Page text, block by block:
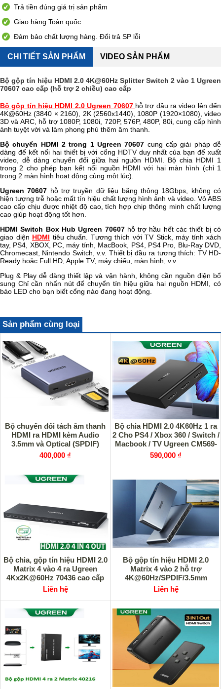
Trả tiền đúng giá trị sản phẩm
Giao hàng Toàn quốc
Đảm bảo chất lượng hàng. Đổi trả SP lỗi
CHI TIẾT SẢN PHẨM VIDEO SẢN PHẨM
Bộ gộp tín hiệu HDMI 2.0 4K@60Hz Splitter Switch 2 vào 1 Ugreen
70607 cao cấp (hỗ trợ 2 chiều) cao cấp
Bộ gộp tín hiệu HDMI 2.0 Ugreen 70607 hỗ trợ đầu ra video lên đến
4K@60Hz (3840 × 2160), 2K (2560x1440), 1080P (1920×1080), video
3D và ARC, hỗ trợ 1080P, 1080i, 720P, 576P, 480P, 80i, cung cấp hình
ảnh tuyệt vời và làm phong phú thêm âm thanh.
Bộ chuyển HDMI 2 trong 1 Ugreen 70607 cung cấp giải pháp dễ
dàng để kết nối hai thiết bị với cổng HDTV duy nhất của bạn để xuất
video, dễ dàng chuyển đổi giữa hai nguồn HDMI. Bộ chia HDMI 1
trong 2 cho phép bạn kết nối nguồn HDMI với hai màn hình (chỉ 1
trong 2 màn hình hoạt động cùng một lúc).
Ugreen 70607 hỗ trợ truyền dữ liệu băng thông 18Gbps, không có
hiện tượng trễ hoặc mất tín hiệu chất lượng hình ảnh và video. Vỏ ABS
cao cấp chịu được nhiệt độ cao, tích hợp chip thông minh chất lượng
cao giúp hoạt động tốt hơn.
HDMI Switch Box Hub Ugreen 70607 hỗ trợ hầu hết các thiết bị có
giao diện HDMI tiêu chuẩn. Tương thích với TV Stick, máy tính xách
tay, PS4, XBOX, PC, máy tính, MacBook, PS4, PS4 Pro, Blu-Ray DVD,
Chromecast, Nintendo Switch, v.v. Thiết bị đầu ra tương thích: TV HD-
Ready hoặc Full HD, Apple TV, máy chiếu, màn hình, v.v.
Plug & Play dễ dàng thiết lập và vận hành, không cần nguồn điện bổ
sung Chỉ cần nhấn nút để chuyển tín hiệu giữa hai nguồn HDMI, có
báo LED cho bạn biết cổng nào đang hoạt động.
Sản phẩm cùng loại
Bộ chuyển đổi tách âm thanh
HDMI ra HDMI kèm Audio
3.5mm và Optical (SPDIF)
Ugreen 60649 cao cấp
400,000 ₫
Bộ chia HDMI 2.0 4K60Hz 1 ra
2 Cho PS4 / Xbox 360 / Switch /
Macbook / TV Ugreen CM569-
90513 cao cấp
590,000 ₫
Bộ chia, gộp tín hiệu HDMI 2.0
Matrix 4 vào 4 ra Ugreen
4Kx2K@60Hz 70436 cao cấp
Liên hệ
Bộ gộp tín hiệu HDMI 2.0
Matrix 4 vào 2 hỗ trợ
4K@60Hz/SPDIF/3.5mm
Ugreen 70435 cao cấp
Liên hệ